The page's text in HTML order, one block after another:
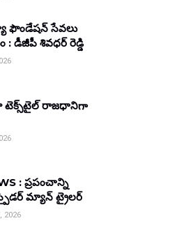
ఫౌండేషన్ సేవలు
: డీజీపీ శివధర్ రెడ్డి
టెక్స్‌టైల్ రాజధానిగా
: ప్రపంచాన్ని
మ్యాన్ ట్రైలర్
2026